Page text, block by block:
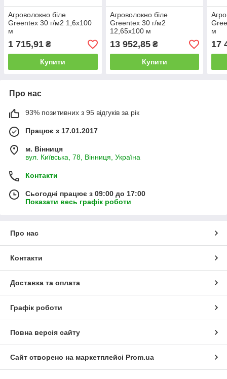
Агроволокно біле
Greentex 30 г/м2 1,6x100
м
1 715,91 ₴
Купити
Агроволокно біле
Greentex 30 г/м2
12,65x100 м
13 952,85₴
Купити
м
17
Про нас
93% позитивних з 95 відгуків за рік
Працює з 17.01.2017
м. Вінниця
вул. Київська, 78, Вінниця, Україна
Контакти
Сьогодні працює з 09:00 до 17:00
Показати весь графік роботи
Про нас
Контакти
Доставка та оплата
Графік роботи
Повна версія сайту
Сайт створено на маркетплейсі Prom.ua